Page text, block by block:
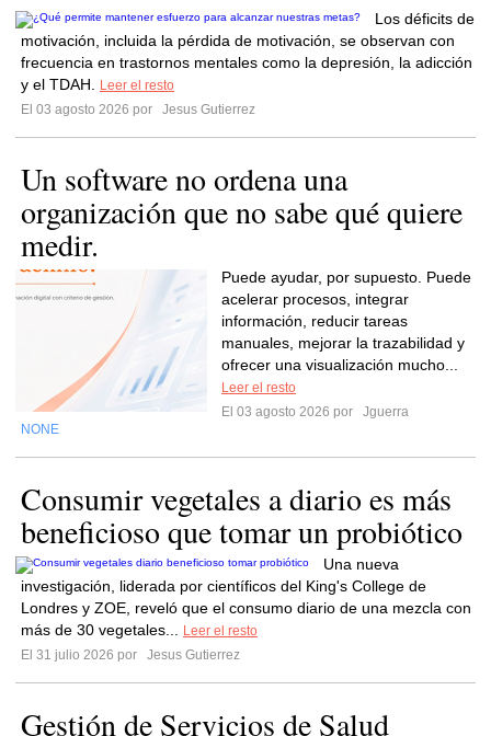
Los déficits de
motivación, incluida la pérdida de motivación, se observan con
frecuencia en trastornos mentales como la depresión, la adicción
y el TDAH.
Leer el resto
El 03 agosto 2026 por
Jesus Gutierrez
Un software no ordena una
organización que no sabe qué quiere
medir.
Puede ayudar, por supuesto. Puede
acelerar procesos, integrar
información, reducir tareas
manuales, mejorar la trazabilidad y
ofrecer una visualización mucho...
Leer el resto
El 03 agosto 2026 por
Jguerra
NONE
Consumir vegetales a diario es más
beneficioso que tomar un probiótico
Una nueva
investigación, liderada por científicos del King's College de
Londres y ZOE, reveló que el consumo diario de una mezcla con
más de 30 vegetales...
Leer el resto
El 31 julio 2026 por
Jesus Gutierrez
Gestión de Servicios de Salud